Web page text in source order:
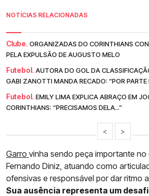
NOTÍCIAS RELACIONADAS
Clube. ORGANIZADAS DO CORINTHIANS
PELA EXPULSÃO DE AUGUSTO MELO
Futebol. AUTORA DO GOL DA
GABI ZANOTTI MANDA RECADO: “POR PARTE
Futebol. EMILY LIMA EXPLICA ABRAÇO EM
CORINTHIANS: “PRECISAMOS DELA...”
< >
Garro vinha sendo peça importante no
Fernando Diniz, atuando como
ofensivas e responsável por dar ritmo
Sua ausência representa um